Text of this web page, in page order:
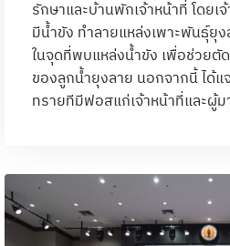
รักษาและบ้านพักเจ้าหน้าที่ โดยเ
มีน้ำขัง ทำลายแหล่งเพาะพันธุ์ยุ
ในจุดที่พบแหล่งน้ำขัง เพื่อช่วยตั
ของลูกน้ำยุงลาย นอกจากนี้ ได้แ
ทรายทีมีฟอสแก่เจ้าหน้าที่และผู้